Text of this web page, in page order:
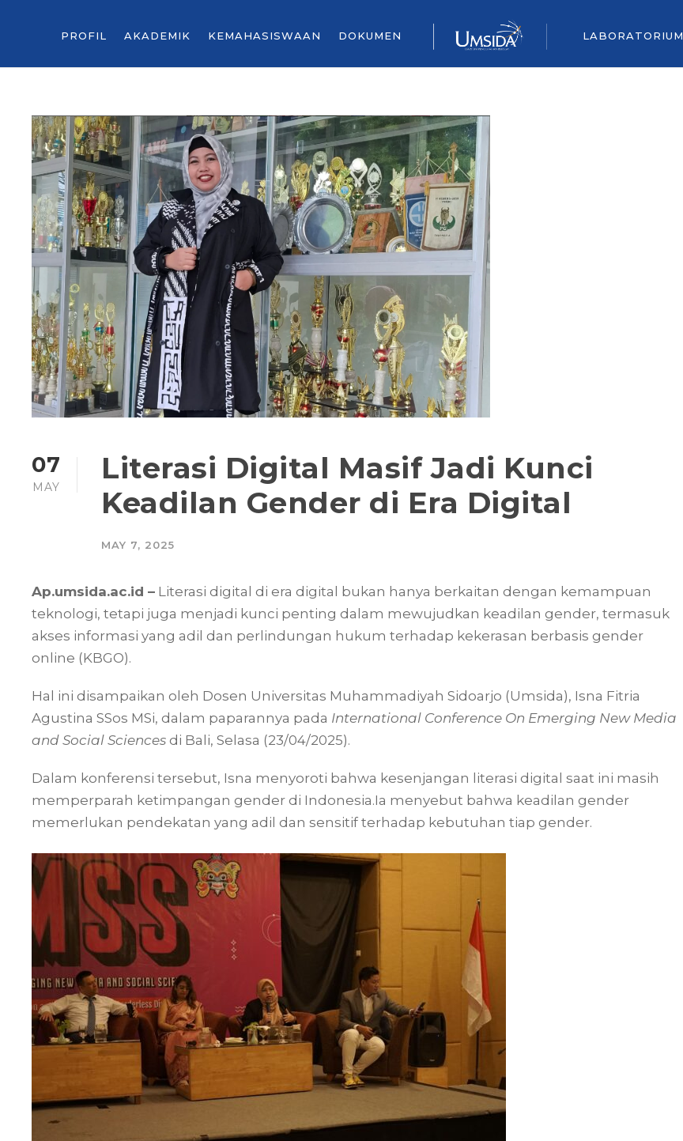
PROFIL AKADEMIK KEMAHASISWAAN DOKUMEN LABORATORIUM
07
MAY
Literasi Digital Masif Jadi Kunci
Keadilan Gender di Era Digital
MAY 7, 2025
Ap.umsida.ac.id – Literasi digital di era digital bukan hanya berkaitan dengan kemampuan
teknologi, tetapi juga menjadi kunci penting dalam mewujudkan keadilan gender, termasuk
akses informasi yang adil dan perlindungan hukum terhadap kekerasan berbasis gender
online (KBGO).
Hal ini disampaikan oleh Dosen Universitas Muhammadiyah Sidoarjo (Umsida), Isna Fitria
Agustina SSos MSi, dalam paparannya pada International Conference On Emerging New Media
and Social Sciences di Bali, Selasa (23/04/2025).
Dalam konferensi tersebut, Isna menyoroti bahwa kesenjangan literasi digital saat ini masih
memperparah ketimpangan gender di Indonesia.Ia menyebut bahwa keadilan gender
memerlukan pendekatan yang adil dan sensitif terhadap kebutuhan tiap gender.